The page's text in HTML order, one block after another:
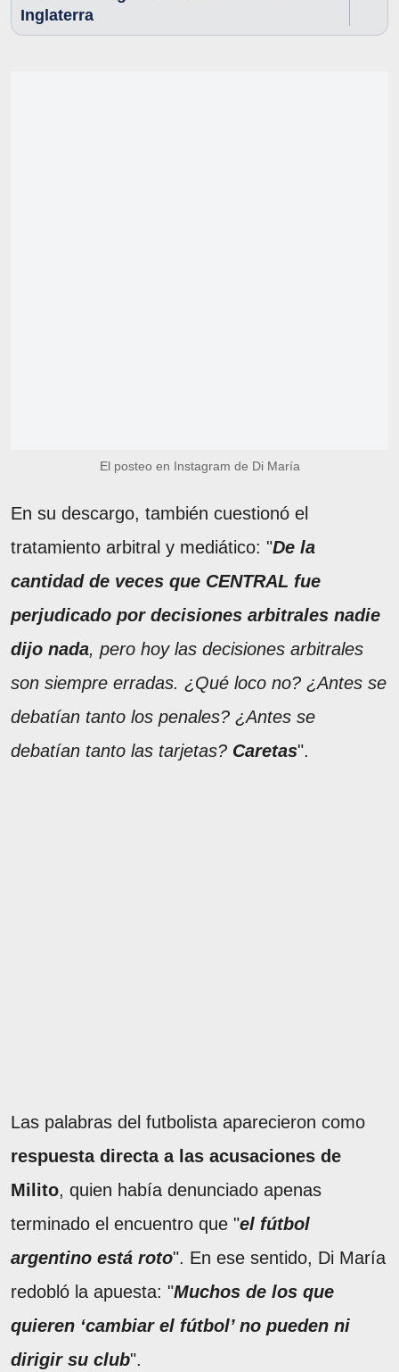
Inglaterra
El posteo en Instagram de Di María
En su descargo, también cuestionó el
tratamiento arbitral y mediático: "De la
cantidad de veces que CENTRAL fue
perjudicado por decisiones arbitrales nadie
dijo nada, pero hoy las decisiones arbitrales
son siempre erradas. ¿Qué loco no? ¿Antes se
debatían tanto los penales? ¿Antes se
debatían tanto las tarjetas? Caretas".
Las palabras del futbolista aparecieron como
respuesta directa a las acusaciones de
Milito, quien había denunciado apenas
terminado el encuentro que "el fútbol
argentino está roto". En ese sentido, Di María
redobló la apuesta: "Muchos de los que
quieren ‘cambiar el fútbol’ no pueden ni
dirigir su club".